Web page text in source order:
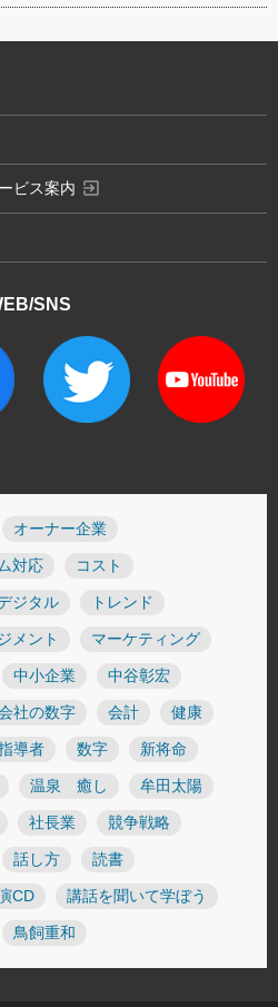
オーナー企業
対応 コスト
ジタル トレンド
メント マーケティング
中小企業 中谷彰宏
社の数字 会計 健康
導者 数字 新将命
温泉 癒し 牟田太陽
社長業 競争戦略
話し方 読書
CD 講話を聞いて学ぼう
鳥飼重和
SNS
ビス案内 exit_to_app